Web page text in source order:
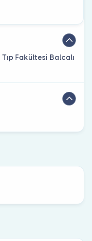
Fakültesi Balcalı